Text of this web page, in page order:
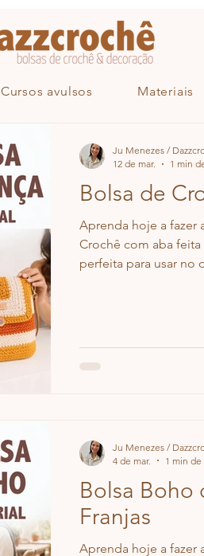
Cursos avulsos Materiais
Bolsa de
Aprenda hoje a fazer
Crochê com aba
perfeita para usar no
Ju Menezes /
12 de mar.
1 min
Bolsa Boho
Franjas
Aprenda hoje a fazer
Ju Menezes /
4 de mar.
1 min